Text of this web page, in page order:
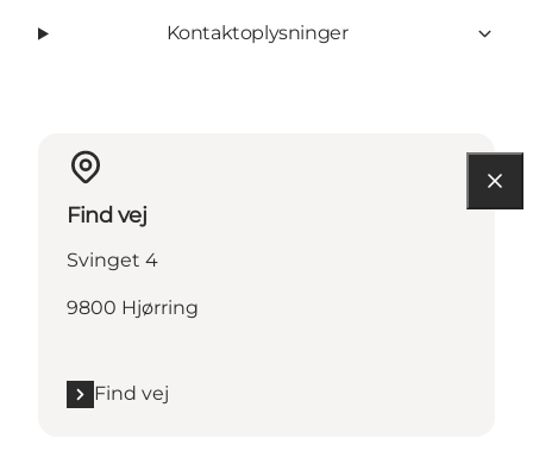
Kontaktoplysninger
Find vej
Svinget 4
9800 Hjørring
Find vej